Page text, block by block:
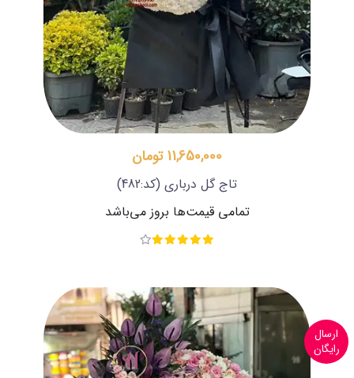
11,650,000 تومان
تاج گل درباری (کد:482)
تمامی قیمت‌ها بروز می‌باشد
ارسال
رایگان